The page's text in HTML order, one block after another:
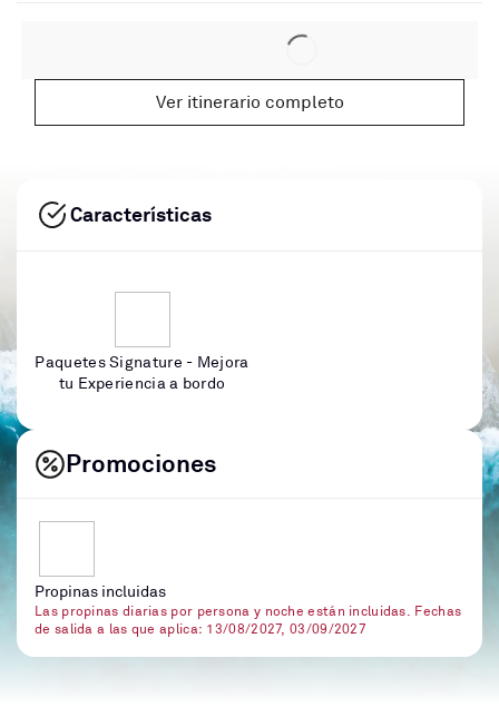
Ver itinerario completo
Características
Paquetes Signature - Mejora
tu Experiencia a bordo
Promociones
Propinas incluidas
Las propinas diarias por persona y noche están incluidas. Fechas
de salida a las que aplica: 13/08/2027, 03/09/2027